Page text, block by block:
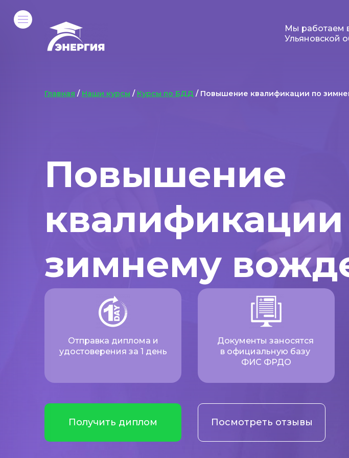
Мы работаем
Ульяновской
Повышение
зимнему
Получить диплом
Отправка диплома и
удостоверения за 1 день
Документы заносятся
в официальную базу
ФИС ФРДО
Главная / Наши курсы / Курсы по БДД / Повышение квалификации по
Посмотреть отзывы